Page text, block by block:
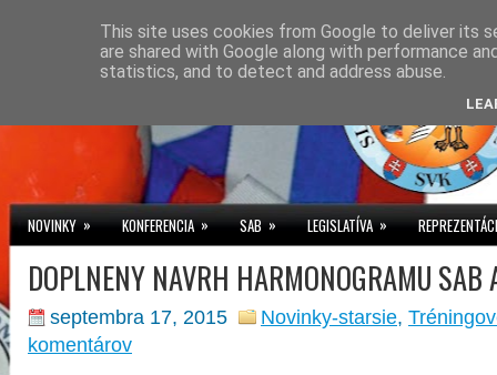
NOVINKY » KONFERENCIA » SAB » LEGISLATÍVA »
DOPLNENY NAVRH HARMONOGRAMU
septembra 17, 2015 Novinky-starsie,
komentárov
This site uses cookies from Google to deliver its
are shared with Google along with performance
statistics, and to detect and address abuse.